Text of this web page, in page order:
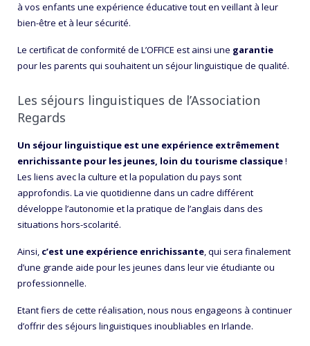
à vos enfants une expérience éducative tout en veillant à leur
bien-être et à leur sécurité.
Le certificat de conformité de L’OFFICE est ainsi une garantie
pour les parents qui souhaitent un séjour linguistique de qualité.
Les séjours linguistiques de l’Association
Regards
Un séjour linguistique est une expérience extrêmement
enrichissante pour les jeunes, loin du tourisme classique!
Les liens avec la culture et la population du pays sont
approfondis. La vie quotidienne dans un cadre différent
développe l’autonomie et la pratique de l’anglais dans des
situations hors-scolarité.
Ainsi, c’est une expérience enrichissante, qui sera finalement
d’une grande aide pour les jeunes dans leur vie étudiante ou
professionnelle.
Etant fiers de cette réalisation, nous nous engageons à continuer
d’offrir des séjours linguistiques inoubliables en Irlande.